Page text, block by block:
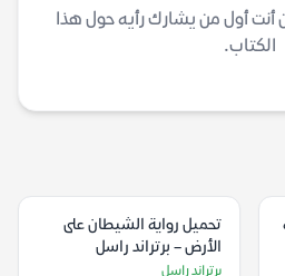
أنت أول من يشارك رأيه حول هذا
الكتاب.
تحميل رواية الشيطان على
الأرض – برتراند راسل
برتراند راسل